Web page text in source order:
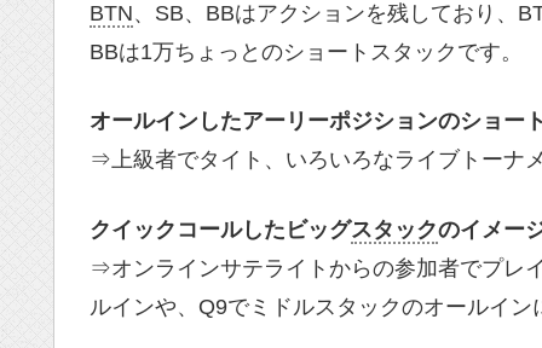
BTN、SB、BBはアクションを残しており、
BBは1万ちょっとのショートスタックです。
オールインしたアーリーポジションのショー
⇒上級者でタイト、いろいろなライブトーナ
クイックコールしたビッグスタックのイメー
⇒オンラインサテライトからの参加者でプレ
ルインや、Q9でミドルスタックのオールイ